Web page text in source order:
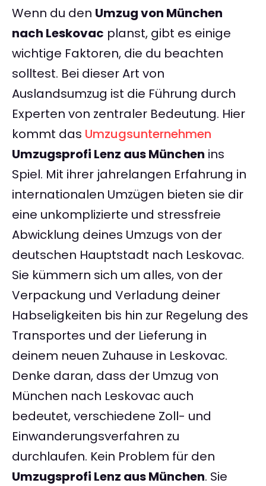
Wenn du den Umzug von München
nach Leskovac planst, gibt es einige
wichtige Faktoren, die du beachten
solltest. Bei dieser Art von
Auslandsumzug ist die Führung durch
Experten von zentraler Bedeutung. Hier
kommt das Umzugsunternehmen
Umzugsprofi Lenz aus München ins
Spiel. Mit ihrer jahrelangen Erfahrung in
internationalen Umzügen bieten sie dir
eine unkomplizierte und stressfreie
Abwicklung deines Umzugs von der
deutschen Hauptstadt nach Leskovac.
Sie kümmern sich um alles, von der
Verpackung und Verladung deiner
Habseligkeiten bis hin zur Regelung des
Transportes und der Lieferung in
deinem neuen Zuhause in Leskovac.
Denke daran, dass der Umzug von
München nach Leskovac auch
bedeutet, verschiedene Zoll- und
Einwanderungsverfahren zu
durchlaufen. Kein Problem für den
Umzugsprofi Lenz aus München. Sie